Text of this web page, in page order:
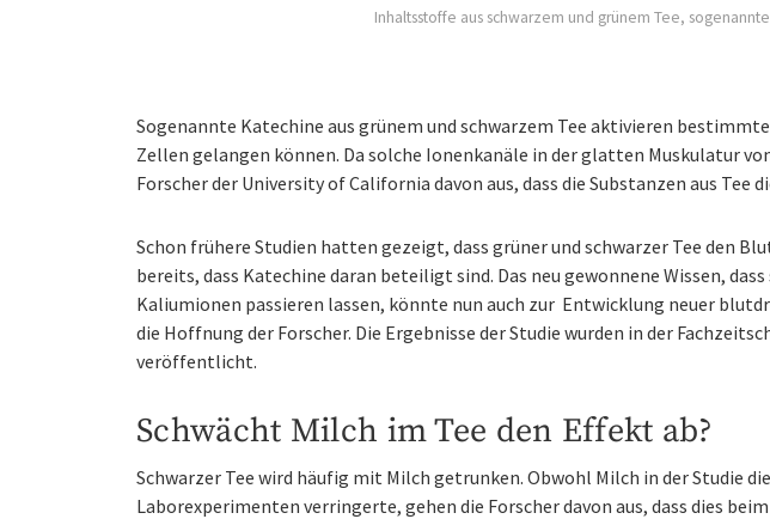
Inhaltsstoffe aus schwarzem und grünem Tee,
Sogenannte Katechine aus grünem und schwarzem Tee aktivieren
Zellen gelangen können. Da solche Ionenkanäle in der glatten Muskulatur
Forscher der University of California davon aus, dass die Substanzen aus Tee
Schon frühere Studien hatten gezeigt, dass grüner und schwarzer Tee den
bereits, dass Katechine daran beteiligt sind. Das neu gewonnene Wissen,
Kaliumionen passieren lassen, könnte nun auch zur Entwicklung neuer
die Hoffnung der Forscher. Die Ergebnisse der Studie wurden in der
veröffentlicht.
Schwächt Milch im Tee den Effekt ab?
Schwarzer Tee wird häufig mit Milch getrunken. Obwohl Milch in der Studie
Laborexperimenten verringerte, gehen die Forscher davon aus, dass dies